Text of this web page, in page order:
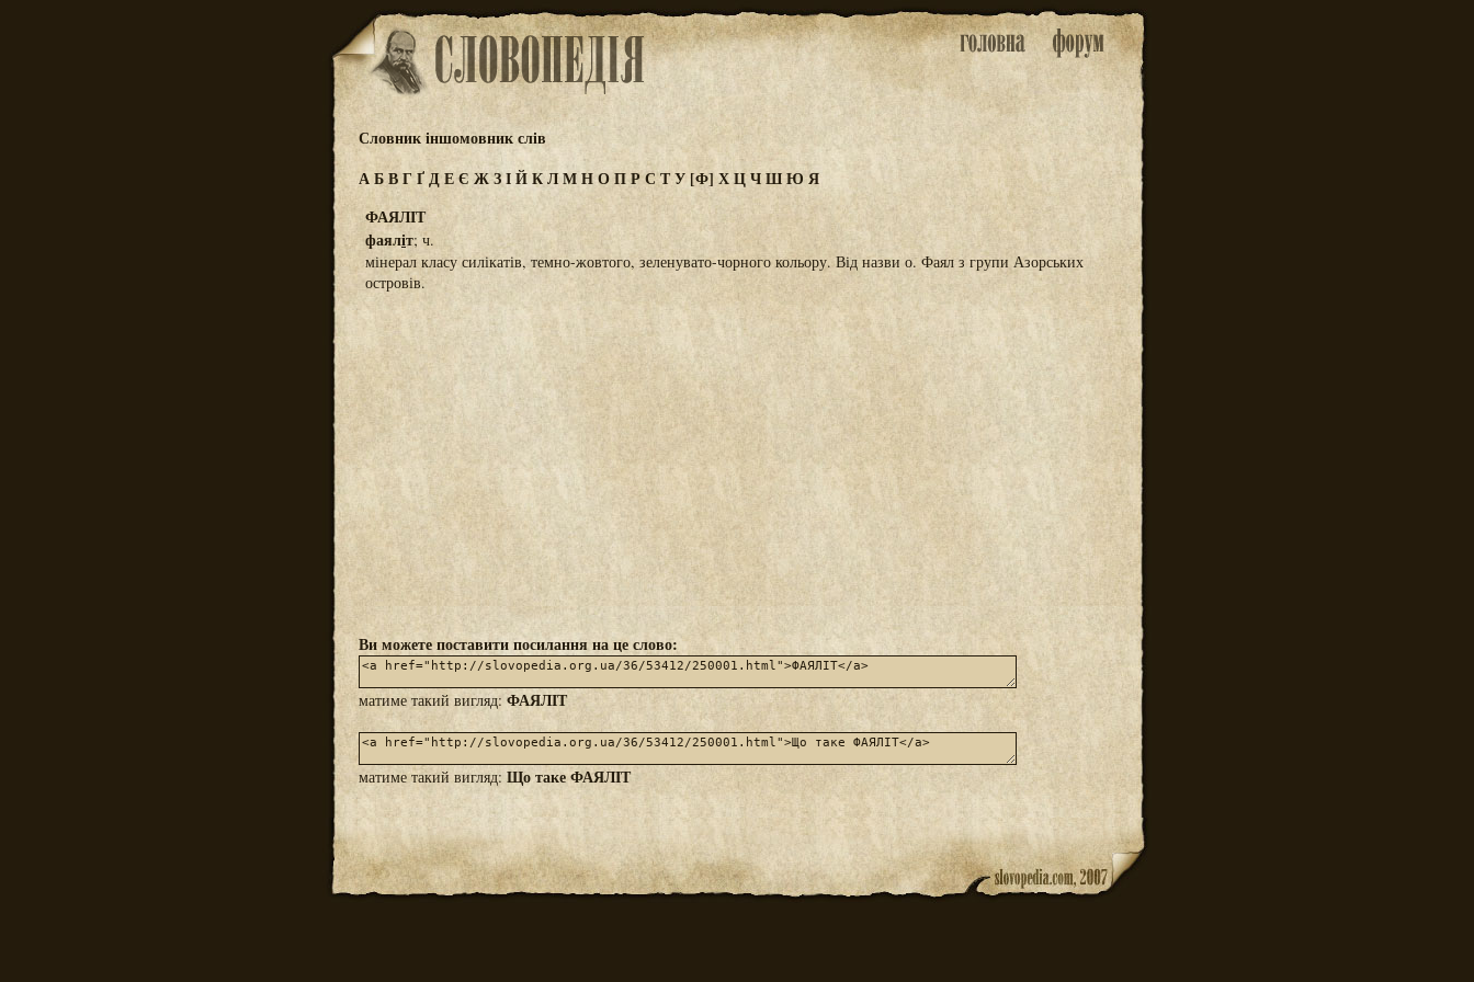
Словник іншомовник слів
АБВГҐДЕЄ ЖЗІЙКЛМНОПРСТУ [Ф] ХЦЧШЮ Я
ФАЯЛІТ
фаяліт; ч.
мінерал класу силікатів, темно-жовтого, зеленувато-чорного кольору. Від назви о. Фаял з групи Азорських
островів.
Ви можете поставити посилання на це слово:
матиме такий вигляд: ФАЯЛІТ
матиме такий вигляд: Що таке ФАЯЛІТ